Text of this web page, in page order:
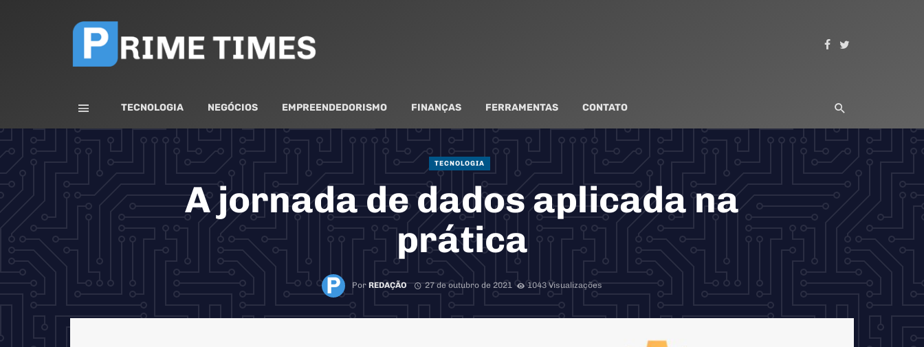
TECNOLOGIA NEGÓCIOS EMPREENDEDORISMO FINANÇAS FERRAMENTAS CONTATO
TECNOLOGIA
A jornada de dados aplicada na
prática
Por REDAÇÃO 27 de outubro de 2021 1043 Visualizações